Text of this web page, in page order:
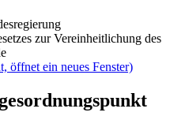
zur Vereinheitlichung des
öffnet ein neues Fenster)